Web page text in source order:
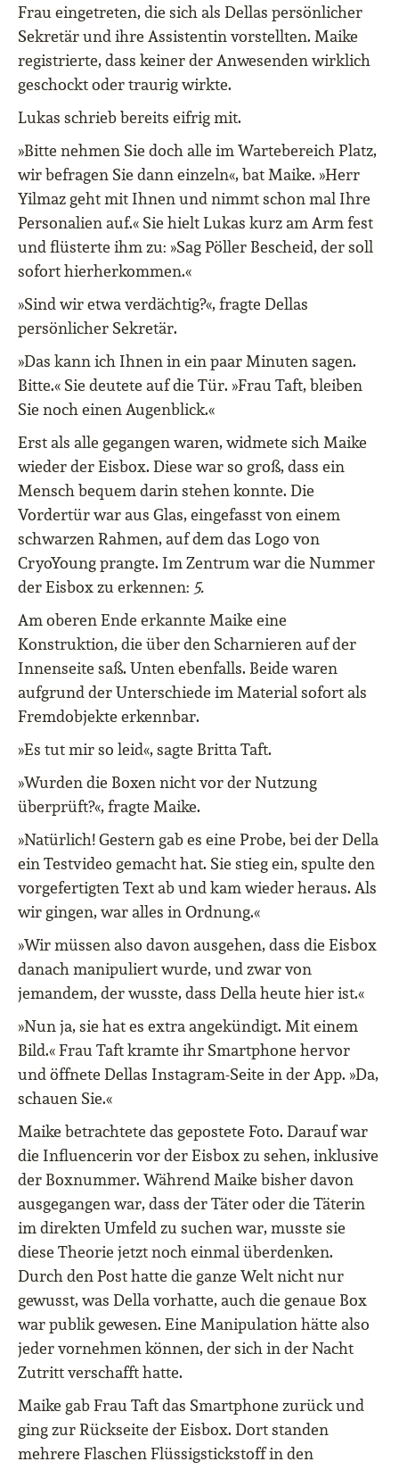
Frau eingetreten, die sich als Dellas persönlicher
Sekretär und ihre Assistentin vorstellten. Maike
registrierte, dass keiner der Anwesenden wirklich
geschockt oder traurig wirkte.
Lukas schrieb bereits eifrig mit.
»Bitte nehmen Sie doch alle im Wartebereich Platz,
wir befragen Sie dann einzeln«, bat Maike. »Herr
Yilmaz geht mit Ihnen und nimmt schon mal Ihre
Personalien auf.« Sie hielt Lukas kurz am Arm fest
und flüsterte ihm zu: »Sag Pöller Bescheid, der soll
sofort hierherkommen.«
»Sind wir etwa verdächtig?«, fragte Dellas
persönlicher Sekretär.
»Das kann ich Ihnen in ein paar Minuten sagen.
Bitte.« Sie deutete auf die Tür. »Frau Taft, bleiben
Sie noch einen Augenblick.«
Erst als alle gegangen waren, widmete sich Maike
wieder der Eisbox. Diese war so groß, dass ein
Mensch bequem darin stehen konnte. Die
Vordertür war aus Glas, eingefasst von einem
schwarzen Rahmen, auf dem das Logo von
CryoYoung prangte. Im Zentrum war die Nummer
der Eisbox zu erkennen: 5.
Am oberen Ende erkannte Maike eine
Konstruktion, die über den Scharnieren auf der
Innenseite saß. Unten ebenfalls. Beide waren
aufgrund der Unterschiede im Material sofort als
Fremdobjekte erkennbar.
»Es tut mir so leid«, sagte Britta Taft.
»Wurden die Boxen nicht vor der Nutzung
überprüft?«, fragte Maike.
»Natürlich! Gestern gab es eine Probe, bei der Della
ein Testvideo gemacht hat. Sie stieg ein, spulte den
vorgefertigten Text ab und kam wieder heraus. Als
wir gingen, war alles in Ordnung.«
»Wir müssen also davon ausgehen, dass die Eisbox
danach manipuliert wurde, und zwar von
jemandem, der wusste, dass Della heute hier ist.«
»Nun ja, sie hat es extra angekündigt. Mit einem
Bild.« Frau Taft kramte ihr Smartphone hervor
und öffnete Dellas Instagram-Seite in der App. »Da,
schauen Sie.«
Maike betrachtete das gepostete Foto. Darauf war
die Influencerin vor der Eisbox zu sehen, inklusive
der Boxnummer. Während Maike bisher davon
ausgegangen war, dass der Täter oder die Täterin
im direkten Umfeld zu suchen war, musste sie
diese Theorie jetzt noch einmal überdenken.
Durch den Post hatte die ganze Welt nicht nur
gewusst, was Della vorhatte, auch die genaue Box
war publik gewesen. Eine Manipulation hätte also
jeder vornehmen können, der sich in der Nacht
Zutritt verschafft hatte.
Maike gab Frau Taft das Smartphone zurück und
ging zur Rückseite der Eisbox. Dort standen
mehrere Flaschen Flüssigstickstoff in den